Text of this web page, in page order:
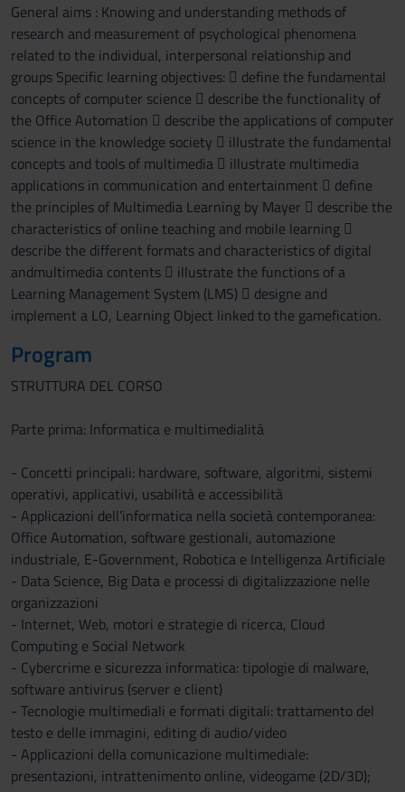
General aims : Knowing and understanding methods of
research and measurement of psychological phenomena
related to the individual, interpersonal relationship and
groups Specific learning objectives:  define the fundamental
concepts of computer science  describe the functionality of
the Office Automation  describe the applications of computer
science in the knowledge society  illustrate the fundamental
concepts and tools of multimedia  illustrate multimedia
applications in communication and entertainment  define
the principles of Multimedia Learning by Mayer  describe the
characteristics of online teaching and mobile learning 
describe the different formats and characteristics of digital
andmultimedia contents  illustrate the functions of a
Learning Management System (LMS)  designe and
implement a LO, Learning Object linked to the gamefication.
Program
STRUTTURA DEL CORSO
Parte prima: Informatica e multimedialità
- Concetti principali: hardware, software, algoritmi, sistemi
operativi, applicativi, usabilità e accessibilità
- Applicazioni dell’informatica nella società contemporanea:
Office Automation, software gestionali, automazione
industriale, E-Government, Robotica e Intelligenza Artificiale
- Data Science, Big Data e processi di digitalizzazione nelle
organizzazioni
- Internet, Web, motori e strategie di ricerca, Cloud
Computing e Social Network
- Cybercrime e sicurezza informatica: tipologie di malware,
software antivirus (server e client)
- Tecnologie multimediali e formati digitali: trattamento del
testo e delle immagini, editing di audio/video
- Applicazioni della comunicazione multimediale:
presentazioni, intrattenimento online, videogame (2D/3D);